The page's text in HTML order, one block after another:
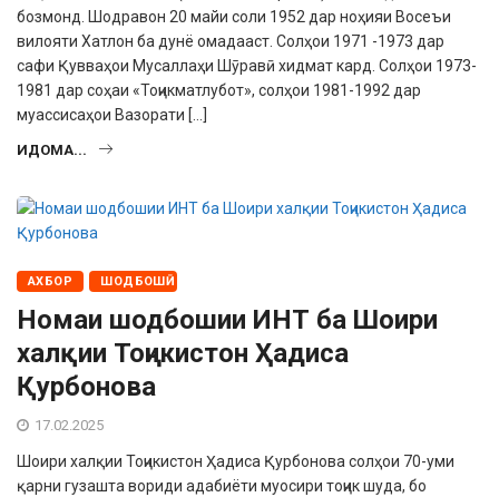
бозмонд. Шодравон 20 майи соли 1952 дар ноҳияи Восеъи
вилояти Хатлон ба дунё омадааст. Солҳои 1971 -1973 дар
сафи Қувваҳои Му­саллаҳи Шӯравӣ хидмат кард. Солҳои 1973-
1981 дар соҳаи «Тоҷикматлубот», солҳои 1981-1992 дар
муассисаҳои Вазорати […]
ИДОМА...
АХБОР ШОДБОШӢ
Номаи шодбошии ИНТ ба Шоири
халқии Тоҷикистон Ҳадиса
Қурбонова
17.02.2025
Шоири халқии Тоҷикистон Ҳадиса Қурбонова солҳои 70-уми
қарни гузашта вориди адабиёти муосири тоҷик шуда, бо